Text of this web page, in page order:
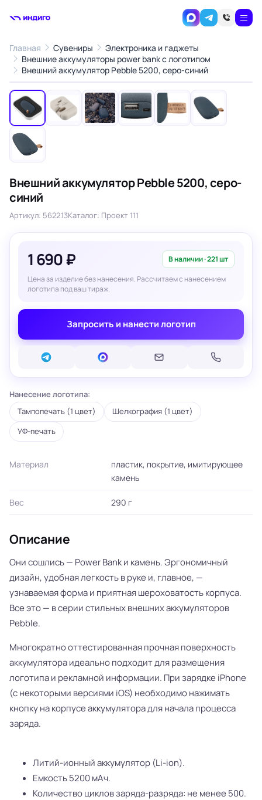
Главная Сувениры
Электроника и гаджеты
Внешние аккумуляторы power bank с логотипом
Внешний аккумулятор Pebble 5200, серо-синий
‹ ›
Внешний аккумулятор Pebble 5200, серо-
синий
Артикул: 5622.13Каталог: Проект 111
1 690 ₽ В наличии · 221 шт
Цена за изделие без нанесения. Рассчитаем с нанесением
логотипа под ваш тираж.
Запросить и нанести логотип
Нанесение логотипа:
Тампопечать (1 цвет)
Шелкография (1 цвет)
УФ-печать
Материал
пластик, покрытие, имитирующее
камень
Вес 290 г
Описание
Они сошлись — Power Bank и камень. Эргономичный
дизайн, удобная легкость в руке и, главное, —
узнаваемая форма и приятная шероховатость корпуса.
Все это — в серии стильных внешних аккумуляторов
Pebble.
Многократно оттестированная прочная поверхность
аккумулятора идеально подходит для размещения
логотипа и рекламной информации. При зарядке iPhone
(с некоторыми версиями iOS) необходимо нажимать
кнопку на корпусе аккумулятора для начала процесса
заряда.
Литий-ионный аккумулятор (Li-ion).
Емкость 5200 мАч.
Количество циклов заряда-разряда: не менее 500.